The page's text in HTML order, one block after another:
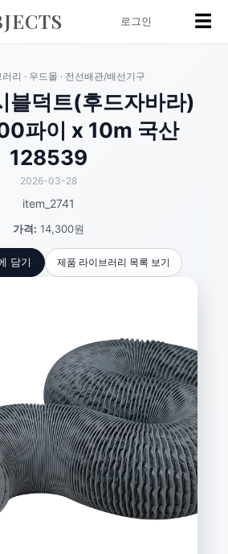
로그인 ☰
리 · 우드몰 · 전선배관/배선기구
블덕트(후드자바라)
파이 x 10m 국산
128539
2026-03-28
item_2741
가격: 14,300원
담기 제품 라이브러리 목록 보기